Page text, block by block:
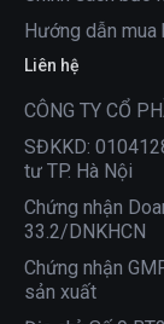
Hướng dẫn mua
Liên hệ
CÔNG TY CỔ
SĐKKD:
tư TP. Hà Nội
Chứng nhận
33.2/DNKHCN
Chứng nhận
sản xuất